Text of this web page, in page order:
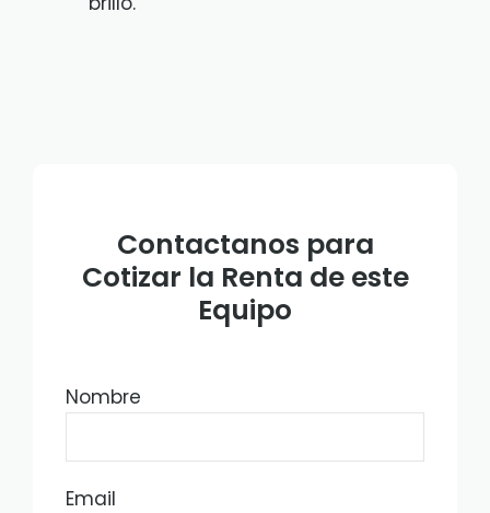
Contactanos para
Cotizar la Renta de este
Equipo
Nombre
Email